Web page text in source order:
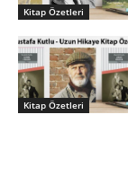
Kitap Özetleri
Kitap Özetleri